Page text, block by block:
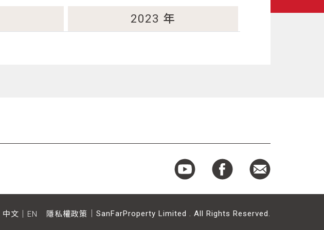
2023 年
中文 EN 隱私權政策 SanFarProperty Limited . All Rights Reserved.